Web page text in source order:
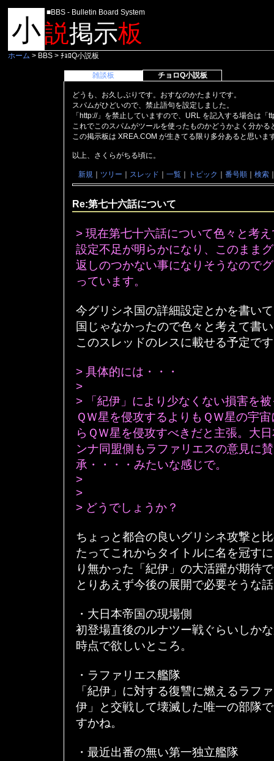
小
■BBS - Bulletin Board System
説掲示板
ホーム > BBS > ﾁｮﾛQ小説板
雑談板 チョロQ小説板
どうも、お久しぶりです。おすなのかたまりです。
スパムがひどいので、禁止語句を設定しました。
「http://」を禁止していますので、URL を記入する場合は「
これでこのスパムがツールを使ったものかどうかよく分かる
この掲示板は XREA.COM が生きてる限り多分あると思いま
以上、さくらがちる頃に。
新規 ツリー スレッド 一覧 トピック 番号順 検索
Re:第七十六話について
> 現在第七十六話について色々と考
設定不足が明らかになり、このまま
返しのつかない事になりそうなので
っています。
今グリシネ国の詳細設定とかを書い
国じゃなかったので色々と考えて書
このスレッドのレスに載せる予定で
> 具体的には・・・
>
> 「紀伊」により少なくない損害を
ＱＷ星を侵攻するよりもＱＷ星の宇
らＱＷ星を侵攻すべきだと主張。大
ンナ同盟側もラファリエスの意見に
承・・・・みたいな感じで。
>
>
> どうでしょうか？
ちょっと都合の良いグリシネ攻撃と
たってこれからタイトルに名を冠す
り無かった「紀伊」の大活躍が期待
とりあえず今後の展開で必要そうな
・大日本帝国の現場側
初登場直後のルナツー戦ぐらいしか
時点で欲しいところ。
・ラファリエス艦隊
「紀伊」に対する復讐に燃えるラフ
伊」と交戦して壊滅した唯一の部隊
すかね。
・最近出番の無い第一独立艦隊